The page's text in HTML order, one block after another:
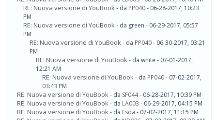
RE: Nuova versione di YouBook- da PP040- 06-28-2017, 10:23
PM
RE: Nuova versione di YouBook- da green - 06-29-2017, 05:57
PM
RE: Nuova versione di YouBook- da PP040- 06-30-2017, 03:21
PM
RE: Nuova versione di YouBook- da white - 07-01-2017,
12:21 AM
RE: Nuova versione di YouBook- da PP040- 07-02-2017,
03:43 PM
RE: Nuova versione di YouBook- da SF044- 06-28-2017, 10:39 PM
RE: Nuova versione di YouBook- da LA003 - 06-29-2017, 04:15 PM
RE: Nuova versione di YouBook- da Esda - 07-02-2017, 11:15 PM